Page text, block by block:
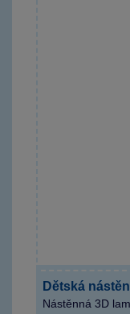
Dětská
Nástěnná 3D